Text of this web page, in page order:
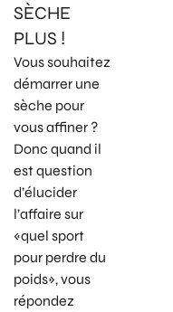
SÈCHE
PLUS !
Vous souhaitez
démarrer une
sèche pour
vous affiner ?
Donc quand il
est question
d’élucider
l’affaire sur
«quel sport
pour perdre du
poids», vous
répondez